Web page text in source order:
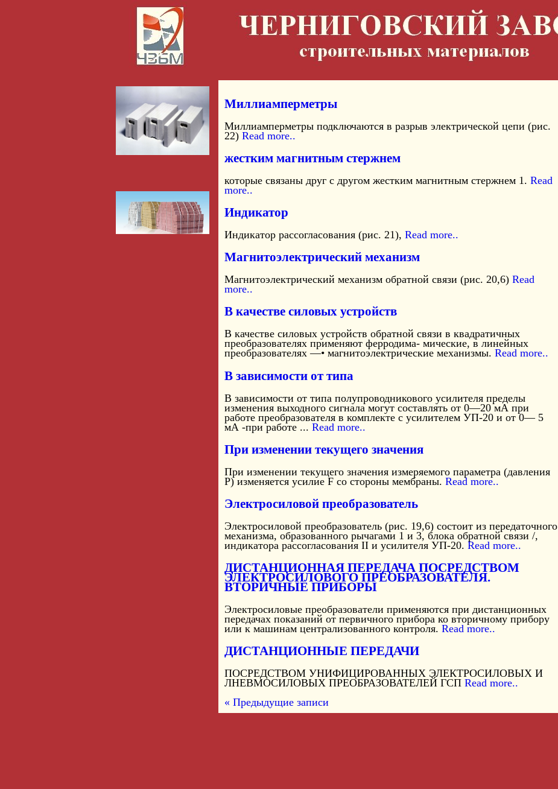
Миллиамперметры
Миллиамперметры подключаются в разрыв электрической цепи (рис.
22) Read more..
жестким магнитным стержнем
которые связаны друг с другом жестким магнитным стержнем 1. Read
more..
Индикатор
Индикатор рассогласования (рис. 21), Read more..
Магнитоэлектрический механизм
Магнитоэлектрический механизм обратной связи (рис. 20,6) Read
more..
В качестве силовых устройств
В качестве силовых устройств обратной связи в квадратичных
преобразователях применяют ферродима- мические, в линейных
преобразователях —• магнитоэлектрические механизмы. Read more..
В зависимости от типа
В зависимости от типа полупроводникового усилителя пределы
изменения выходного сигнала могут составлять от 0—20 мА при
работе преобразователя в комплекте с усилителем УП-20 и от 0— 5
мА -при работе ... Read more..
При изменении текущего значения
При изменении текущего значения измеряемого параметра (давления
Р) изменяется усилие F со стороны мембраны. Read more..
Электросиловой преобразователь
Электросиловой преобразователь (рис. 19,6) состоит из передаточного
механизма, образованного рычагами 1 и 3, блока обратной связи /,
индикатора рассогласования II и усилителя УП-20. Read more..
ДИСТАНЦИОННАЯ ПЕРЕДАЧА ПОСРЕДСТВОМ
ЭЛЕКТРОСИЛОВОГО ПРЕОБРАЗОВАТЕЛЯ.
ВТОРИЧНЫЕ ПРИБОРЫ
Электросиловые преобразователи применяются при дистанционных
передачах показаний от первичного прибора ко вторичному прибору
или к машинам централизованного контроля. Read more..
ДИСТАНЦИОННЫЕ ПЕРЕДАЧИ
ПОСРЕДСТВОМ УНИФИЦИРОВАННЫХ ЭЛЕКТРОСИЛОВЫХ И
ЛНЕВМОСИЛОВЫХ ПРЕОБРАЗОВАТЕЛЕЙ ГСП Read more..
« Предыдущие записи